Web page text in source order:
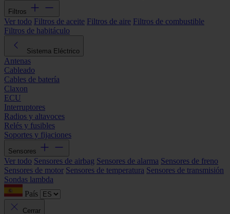
Filtros
Ver todo Filtros de aceite Filtros de aire Filtros de combustible
Filtros de habitáculo
Sistema Eléctrico
Antenas
Cableado
Cables de batería
Claxon
ECU
Interruptores
Radios y altavoces
Relés y fusibles
Soportes y fijaciones
Sensores
Ver todo Sensores de airbag Sensores de alarma Sensores de freno
Sensores de motor Sensores de temperatura Sensores de transmisión
Sondas lambda
País
Cerrar